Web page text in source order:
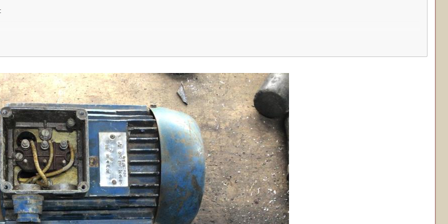
вообще непонятно. Возможно, 1кВт (около заклепки цифра 1)
хня, не понимаю.
может будет более ясно. И распаечную коробку в открытом виде.
к однофазной сети 220В - в инете полно схем.